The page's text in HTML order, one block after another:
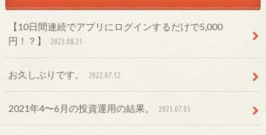
【10日間連続でアプリにログインするだけで5,000
円！？】
2023.08.21
お久しぶりです。 2022.07.12
2021年4〜6月の投資運用の結果。 2021.07.05